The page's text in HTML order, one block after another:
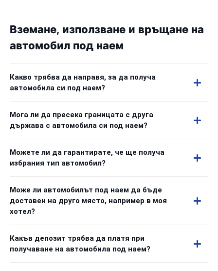
Вземане, използване и връщане на
автомобил под наем
Какво трябва да направя, за да получа
автомобила си под наем?
Мога ли да пресека границата с друга
държава с автомобила си под наем?
Можете ли да гарантирате, че ще получа
избрания тип автомобил?
Може ли автомобилът под наем да бъде
доставен на друго място, например в моя
хотел?
Какъв депозит трябва да платя при
получаване на автомобила под наем?